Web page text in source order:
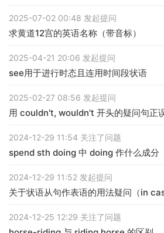
2025-07-02 00:48 发起提问
求黄道12宫的英语名称（带音标）
2025-04-21 20:06 发起提问
see用于进行时态且连用时间段状语
2025-02-27 08:56 发起提问
用 couldn't, wouldn't 开头的疑问句正
2024-12-29 11:54 关注了问题
spend sth doing 中 doing 作什么成分
2024-12-29 11:52 发起提问
关于状语从句作表语的用法疑问（in
2024-12-25 12:29 关注了问题